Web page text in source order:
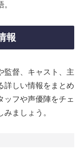
報
監督、キャスト、主
詳しい情報をまとめ
ッフや声優陣をチェ
ましょう。